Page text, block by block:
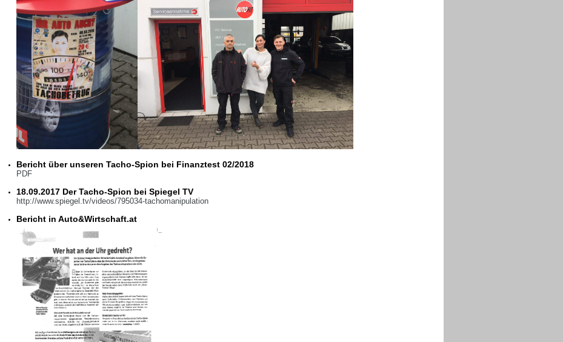
Bericht über unseren Tacho-Spion bei Finanztest 02/2018
PDF
18.09.2017 Der Tacho-Spion bei Spiegel TV
http://www.spiegel.tv/videos/795034-tachomanipulation
Bericht in Auto&Wirtschaft.at